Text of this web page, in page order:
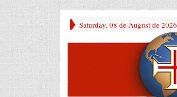
Saturday, 08 de August de 2026